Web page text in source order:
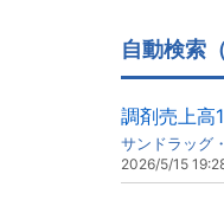
自動検索
調剤売上高
サンドラッグ
2026/5/15